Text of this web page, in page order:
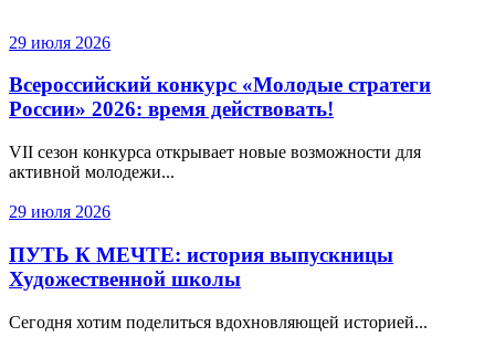
29 июля 2026
Всероссийский конкурс «Молодые стратеги
России» 2026: время действовать!
VII сезон конкурса открывает новые возможности для
активной молодежи...
29 июля 2026
ПУТЬ К МЕЧТЕ: история выпускницы
Художественной школы
Сегодня хотим поделиться вдохновляющей историей...